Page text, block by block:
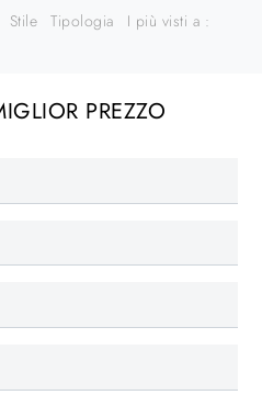
Stile Tipologia I più visti a :
PREZZO